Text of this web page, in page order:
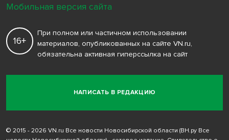
НАПИСАТЬ В РЕДАКЦИЮ
16+
При полном или частичном использовании
материалов, опубликованных на сайте VN.ru,
обязательна активная гиперссылка на сайт
© 2015 - 2026 VN.ru Все новости Новосибирской области (ВН.ру Все
Мобильная версия сайта